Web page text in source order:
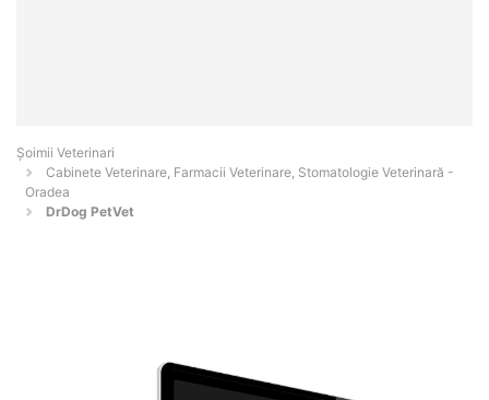
Șoimii Veterinari
Cabinete Veterinare, Farmacii Veterinare, Stomatologie Veterinară -
Oradea
DrDog PetVet